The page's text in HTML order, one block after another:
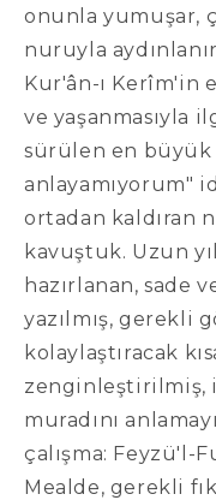
onunla yumuşar,
nuruyla
Kur'ân-ı Kerîm'in
ve yaşanmasıyla
sürülen en
anlayamıyorum"
ortadan kaldıran
kavuştuk. Uzun
hazırlanan, sade
yazılmış, gerekli
kolaylaştıracak
zenginleştirilmiş,
muradını
çalışma: Feyzü'l-
Mealde, gerekli